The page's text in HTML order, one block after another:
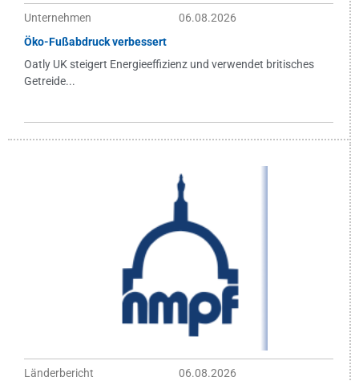
Unternehmen
06.08.2026
Öko-Fußabdruck verbessert
Oatly UK steigert Energieeffizienz und verwendet britisches
Getreide...
Länderbericht
06.08.2026